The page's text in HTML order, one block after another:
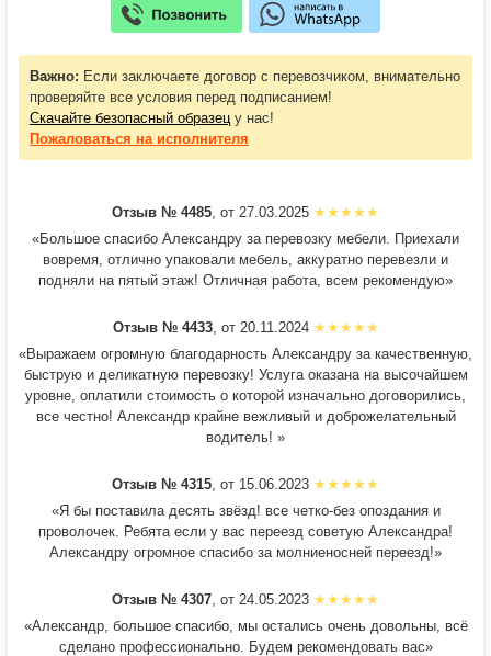
Важно: Если заключаете договор с перевозчиком, внимательно
проверяйте все условия перед подписанием!
Скачайте безопасный образец у нас!
Пожаловаться на исполнителя
Отзыв № 4485 , от 27.03.2025
«Большое спасибо Александру за перевозку мебели. Приехали
вовремя, отлично упаковали мебель, аккуратно перевезли и
подняли на пятый этаж! Отличная работа, всем рекомендую»
Отзыв № 4433, от 20.11.2024
«Выражаем огромную благодарность Александру за качественную,
быструю и деликатную перевозку! Услуга оказана на высочайшем
уровне, оплатили стоимость о которой изначально договорились,
все честно! Александр крайне вежливый и доброжелательный
водитель! »
Отзыв № 4315 , от 15.06.2023
«Я бы поставила десять звёзд! все четко-без опоздания и
проволочек. Ребята если у вас переезд советую Александра!
Александру огромное спасибо за молниеносней переезд!»
Отзыв № 4307 , от 24.05.2023
«Александр, большое спасибо, мы остались очень довольны, всё
сделано профессионально. Будем рекомендовать вас»